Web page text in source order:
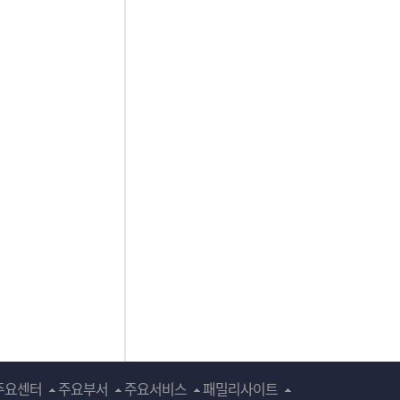
요센터 주요부서 주요서비스 패밀리사이트